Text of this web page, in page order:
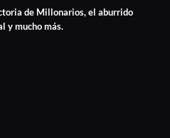
de Millonarios, el aburrido
y mucho más.